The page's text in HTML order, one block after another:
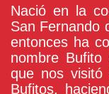
Nació en la
San Fernando
entonces ha
nombre
que nos visitó
Bufitos,